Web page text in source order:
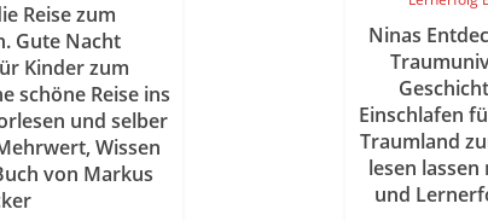
Reise zum
Gute Nacht
Kinder zum
schöne Reise ins
und selber
Wissen
von Markus
Ninas
Einschlafen
Traumland
lesen
und